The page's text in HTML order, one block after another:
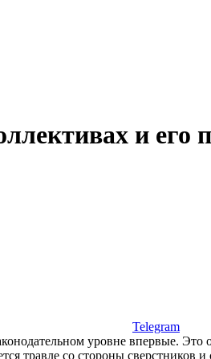
и его
Telegram
уровне впервые. Это
травле со стороны сверстников